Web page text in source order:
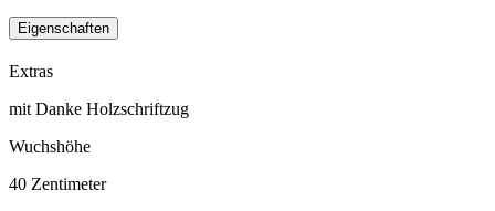
Eigenschaften
Extras
mit Danke Holzschriftzug
Wuchshöhe
40 Zentimeter